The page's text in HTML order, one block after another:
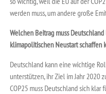
werden muss, um andere große
Welchen Beitrag muss
klimapolitischen Neustart schaffen
Deutschland kann eine wichtige
unterstützen, ihr Ziel im Jahr 2020
COP25 muss Deutschland sich klar